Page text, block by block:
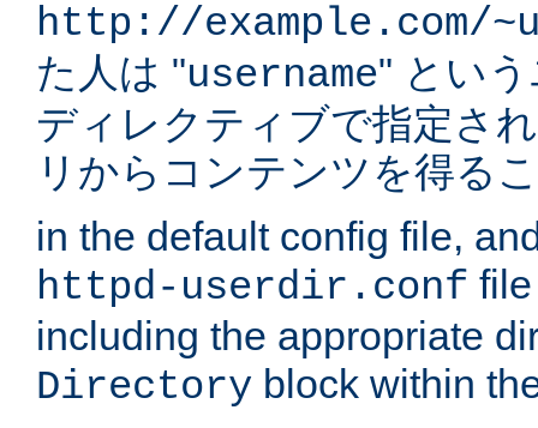
http://example.com/
た人は "username" とい
ディレクティブで指定さ
リからコンテンツを得る
in the default config file,
httpd-userdir.conf
including the appropriate
Directory block within